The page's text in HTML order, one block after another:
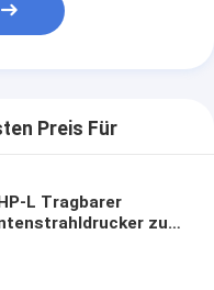
Preis Für
L Tragbarer
zum